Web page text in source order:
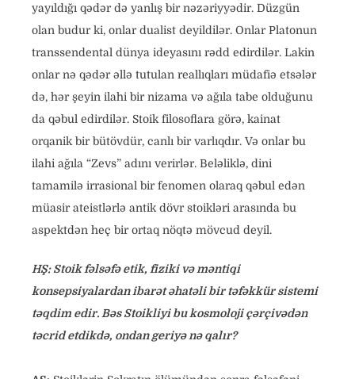
yayıldığı qədər də yanlış bir nəzəriyyədir. Düzgün
olan budur ki, onlar dualist deyildilər. Onlar Platonun
transsendental dünya ideyasını rədd edirdilər. Lakin
onlar nə qədər əllə tutulan reallıqları müdafiə etsələr
də, hər şeyin ilahi bir nizama və ağıla tabe olduğunu
da qəbul edirdilər. Stoik filosoflara görə, kainat
orqanik bir bütövdür, canlı bir varlıqdır. Və onlar bu
ilahi ağıla “Zevs” adını verirlər. Beləliklə, dini
tamamilə irrasional bir fenomen olaraq qəbul edən
müasir ateistlərlə antik dövr stoikləri arasında bu
aspektdən heç bir ortaq nöqtə mövcud deyil.
HŞ: Stoik fəlsəfə etik, fiziki və məntiqi
konsepsiyalardan ibarət əhatəli bir təfəkkür sistemi
təqdim edir. Bəs Stoikliyi bu kosmoloji çərçivədən
təcrid etdikdə, ondan geriyə nə qalır?